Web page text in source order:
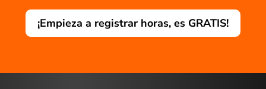
¡Empieza a registrar horas, es GRATIS!